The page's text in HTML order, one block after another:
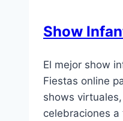
Show
El mejor show
Fiestas online
shows
celebraciones